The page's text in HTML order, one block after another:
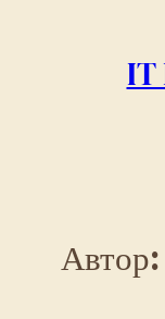
IT
Автор: